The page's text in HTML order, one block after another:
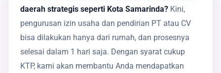
daerah strategis seperti Kota Samarinda? Kini,
pengurusan izin usaha dan pendirian PT atau CV
bisa dilakukan hanya dari rumah, dan prosesnya
selesai dalam 1 hari saja. Dengan syarat cukup
KTP, kami akan membantu Anda mendapatkan